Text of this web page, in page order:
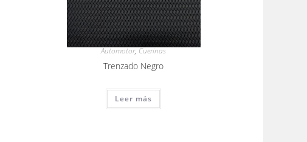
Automotor,Cuerinas
Trenzado Negro
Leer más